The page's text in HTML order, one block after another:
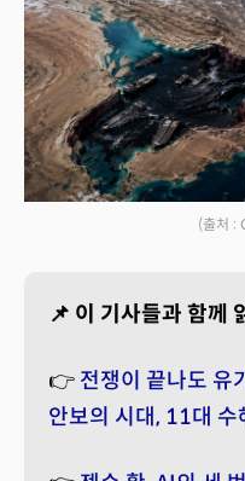
(출처 :
📌 이 기사들과 함께
👉 전쟁이 끝나도 유
안보의 시대, 11대 수